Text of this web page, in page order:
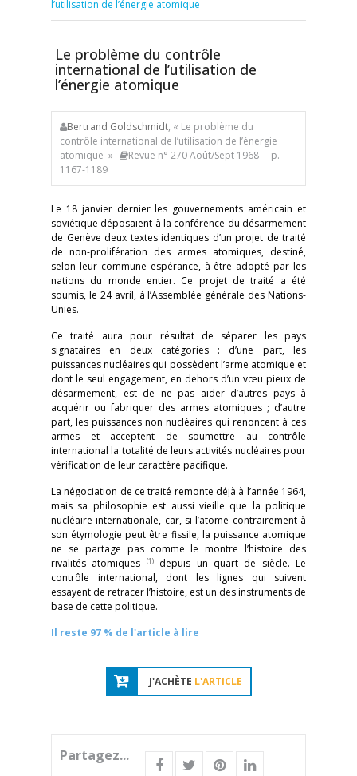
l’utilisation de l’énergie atomique
Le problème du contrôle
international de l’utilisation de
l’énergie atomique
Bertrand Goldschmidt, « Le problème du
contrôle international de l’utilisation de l’énergie
atomique »
Revue n° 270 Août/Sept 1968 - p.
1167-1189
Le 18 janvier dernier les gouvernements américain et
soviétique déposaient à la conférence du désarmement
de Genève deux textes identiques d’un projet de traité
de non-prolifération des armes atomiques, destiné,
selon leur commune espérance, à être adopté par les
nations du monde entier. Ce projet de traité a été
soumis, le 24 avril, à l’Assemblée générale des Nations-
Unies.
Ce traité aura pour résultat de séparer les pays
signataires en deux catégories : d’une part, les
puissances nucléaires qui possèdent l’arme atomique et
dont le seul engagement, en dehors d’un vœu pieux de
désarmement, est de ne pas aider d’autres pays à
acquérir ou fabriquer des armes atomiques ; d’autre
part, les puissances non nucléaires qui renoncent à ces
armes et acceptent de soumettre au contrôle
international la totalité de leurs activités nucléaires pour
vérification de leur caractère pacifique.
La négociation de ce traité remonte déjà à l’année 1964,
mais sa philosophie est aussi vieille que la politique
nucléaire internationale, car, si l’atome contrairement à
son étymologie peut être fissile, la puissance atomique
ne se partage pas comme le montre l’histoire des
rivalités atomiques
(1)depuis un quart de siècle. Le
contrôle international, dont les lignes qui suivent
essayent de retracer l’histoire, est un des instruments de
base de cette politique.
Il reste 97 % de l'article à lire
J'ACHÈTE L'ARTICLE
Partagez...